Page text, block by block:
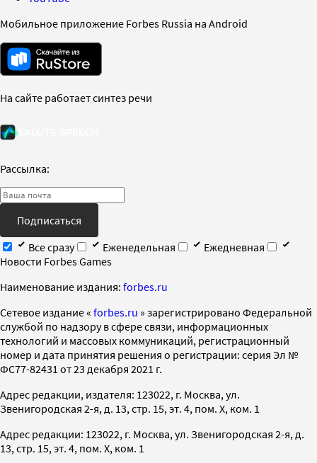
Мобильное приложение Forbes Russia на Android
На сайте работает синтез речи
Рассылка:
Подписаться
Все сразу
Еженедельная
Ежедневная
Новости Forbes Games
Наименование издания: forbes.ru
Cетевое издание « forbes.ru » зарегистрировано Федеральной
службой по надзору в сфере связи, информационных
технологий и массовых коммуникаций, регистрационный
номер и дата принятия решения о регистрации: серия Эл №
ФС77-82431 от 23 декабря 2021 г.
Адрес редакции, издателя: 123022, г. Москва, ул.
Звенигородская 2-я, д. 13, стр. 15, эт. 4, пом. X, ком. 1
Адрес редакции: 123022, г. Москва, ул. Звенигородская 2-я, д.
13, стр. 15, эт. 4, пом. X, ком. 1